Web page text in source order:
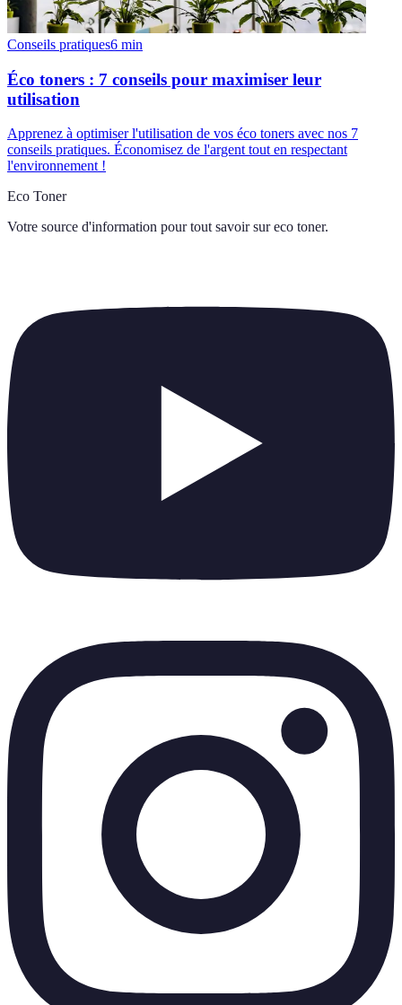
Conseils pratiques6 min
Éco toners : 7 conseils pour maximiser leur
utilisation
Apprenez à optimiser l'utilisation de vos éco toners avec nos 7
conseils pratiques. Économisez de l'argent tout en respectant
l'environnement !
Eco Toner
Votre source d'information pour tout savoir sur eco toner.